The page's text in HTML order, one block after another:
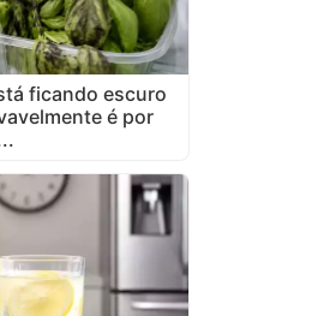
ficando escuro
é por